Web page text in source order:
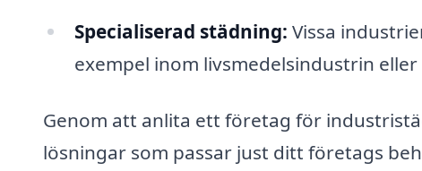
Specialiserad städning: Vissa
exempel inom livsmedelsindustrin
Genom att anlita ett företag för
lösningar som passar just ditt företags